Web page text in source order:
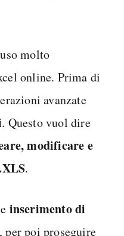
molto
online. Prima di
avanzate
. Questo vuol dire
modificare e
.
inserimento di
, per poi proseguire